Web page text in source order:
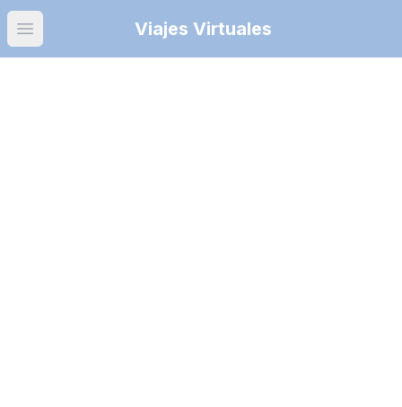
Open main menuViajes Virtuales